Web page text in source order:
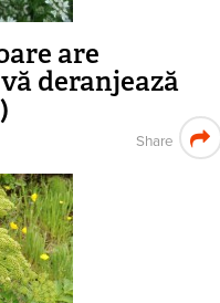
are
deranjează
Share